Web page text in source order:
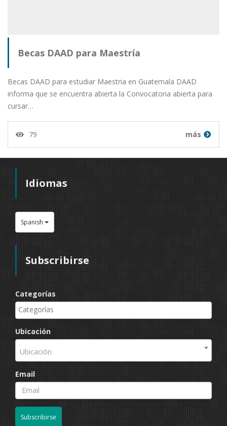
Becas DAAD para Maestría
Becas DAAD para estudiar Maestria en Guatemala DAAD
informa que se encuentra abierta la Convocatoria abierta para
cursar…
79 más
Idiomas
Spanish
Subscribirse
Categorías
Ubicación
Ubicación
Email
Subscribirse